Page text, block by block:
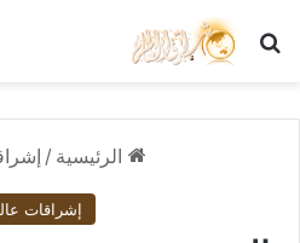
بحث عن
الرئيسية /
إشراقات